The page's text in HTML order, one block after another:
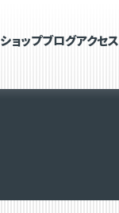
ショップブログアクセス